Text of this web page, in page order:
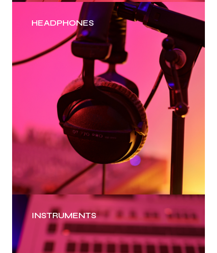
HEADPHONES
INSTRUMENTS